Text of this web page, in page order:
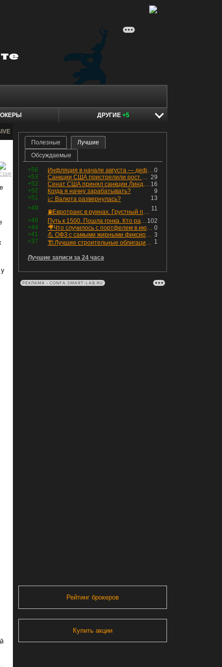
ДРУГИЕ +5
Полезные
Лучшие
Обсуждаемые
+56 0
Инфляция в начале августа — дефляция из-за топлива и плодоовощной корзины, но услуги продолжают дорожать, а рубль начал ослабевать.
+53
29
Санкции США пристрелили рост акций в России
+52
16
Сенат США принял санкции Линдси Грэма против России
+52
9
Когда я начну зарабатывать?
+51
13
📈 Валюта развернулась?
+49
11
⛽️Евротранс в руинах. Грустный пост😶😞 Что изменилось в облигациях?
+48
102
Путь к 1500. Пошла гонка. Кто раньше продаст.
+44
0
🎥Что случилось с портфелем в июле - честный разбор / Инвестировать Просто
+41
3
💪 ОФЗ с самыми жирными фиксированными купонами
+37
1
🏗Лучшие строительные облигации первого эшелона
Лучшие записи за 24 часа
РЕКЛАМА • CONFA.SMART-LAB.RU
Рейтинг брокеров
Купить акции